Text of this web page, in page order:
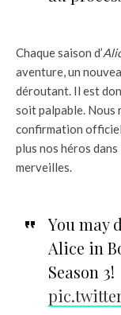
Chaque saison d’
aventure, un
déroutant. Il est
soit palpable. Nous
confirmation
plus nos héros
merveilles.
You may
Alice in
Season 3!